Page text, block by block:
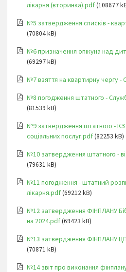
лікарня (вторинка).pdf(108677
№5 затвердження списків -
(70804 kB)
№6 призначення опікуна над
(69297 kB)
№7 взяття на квартирну чергу
№8 погодження штатного -
(81539 kB)
№9 затвердження штатного -
соціальних послуг.pdf(82253 kB)
№10 затвердження штатного -
(79631 kB)
№11 погодження - штатний
лікарня.pdf(69212 kB)
№12 затвердження ФІНПЛАНУ
на 2024.pdf(69423 kB)
№13 затвердження ФІНПЛАНУ
(70871 kB)
№14 звіт про виконання